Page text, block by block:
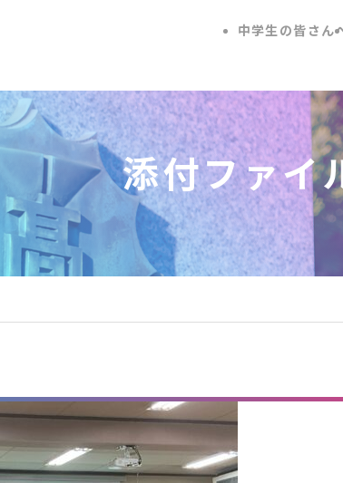
中学生の皆さん
添付ファイ